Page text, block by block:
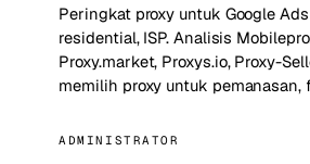
Peringkat proxy untuk Google
residential, ISP. Analisis
Proxy.market, Proxys.io, Proxy-
memilih proxy untuk pemanasan,
ADMINISTRATOR